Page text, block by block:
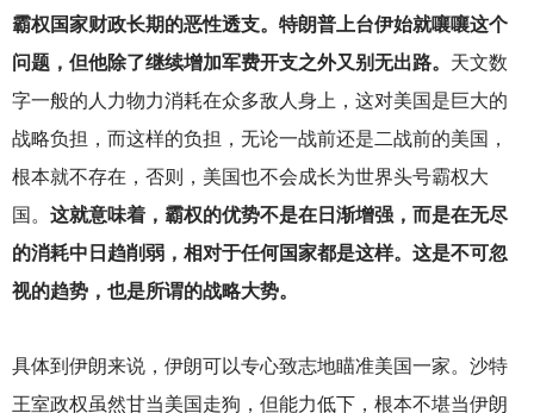
霸权国家财政长期的恶性透支。特朗普上台伊始就嚷嚷这个
问题，但他除了继续增加军费开支之外又别无出路。 天文数
字一般的人力物力消耗在众多敌人身上，这对美国是巨大的
战略负担，而这样的负担，无论一战前还是二战前的美国，
根本就不存在，否则，美国也不会成长为世界头号霸权大
国。 这就意味着，霸权的优势不是在日渐增强，而是在无尽
的消耗中日趋削弱，相对于任何国家都是这样。这是不可忽
视的趋势，也是所谓的战略大势。
具体到伊朗来说，伊朗可以专心致志地瞄准美国一家。沙特
王室政权虽然甘当美国走狗，但能力低下，根本不堪当伊朗